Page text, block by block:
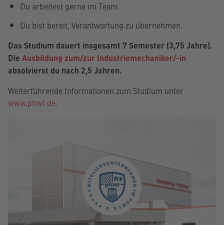
Du arbeitest gerne im Team.
Du bist bereit, Verantwortung zu übernehmen.
Das Studium dauert insgesamt 7 Semester (3,75 Jahre).
Die Ausbildung zum/zur Industriemechaniker/-in
absolvierst du nach 2,5 Jahren.
Weiterführende Informationen zum Studium unter
www.phwt.de.